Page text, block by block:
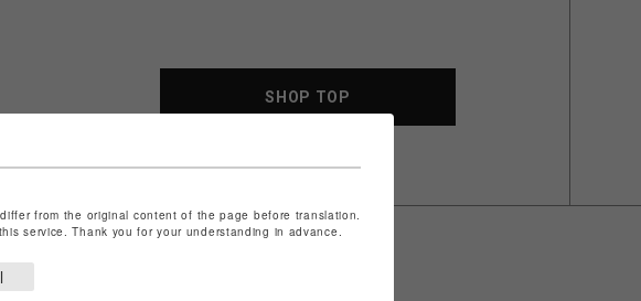
SHOP TOP
from the original content of the page before translation.
service. Thank you for your understanding in advance.